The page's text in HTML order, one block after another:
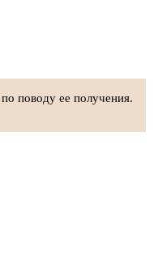
поводу ее получения.